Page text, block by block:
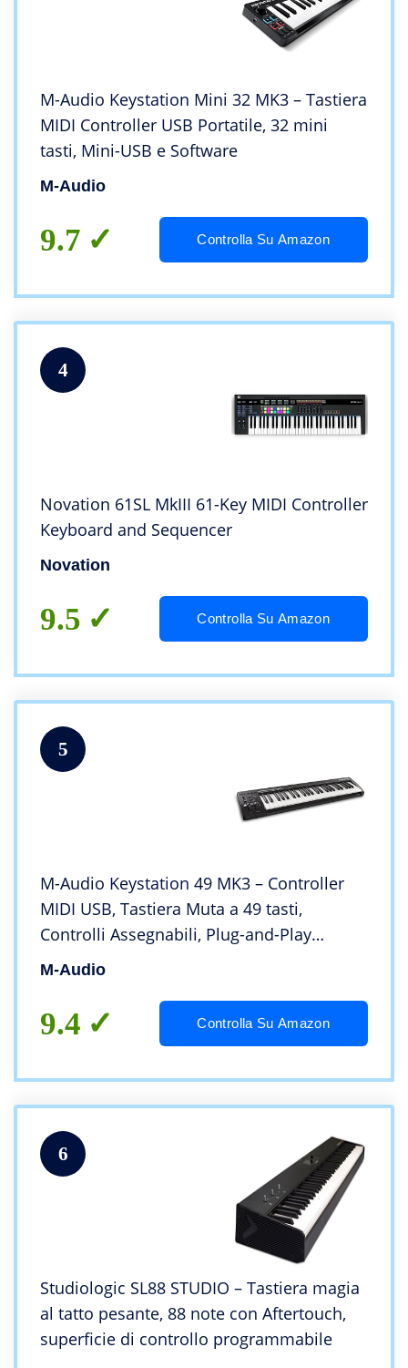
M-Audio Keystation Mini 32 MK3 – Tastiera
MIDI Controller USB Portatile, 32 mini
tasti, Mini-USB e Software
M-Audio
9.7 Controlla Su Amazon
4
Novation 61SL MkIII 61-Key MIDI Controller
Keyboard and Sequencer
Novation
9.5 Controlla Su Amazon
5
M-Audio Keystation 49 MK3 – Controller
MIDI USB, Tastiera Muta a 49 tasti,
Controlli Assegnabili, Plug-and-Play
(Mac/PC) + Pacchetto Software
M-Audio
9.4 Controlla Su Amazon
6
Studiologic SL88 STUDIO – Tastiera magia
al tatto pesante, 88 note con Aftertouch,
superficie di controllo programmabile